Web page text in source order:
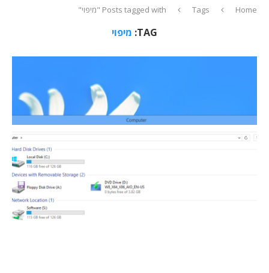
Home
Tags Posts tagged with "מיפוי"
TAG: מיפוי